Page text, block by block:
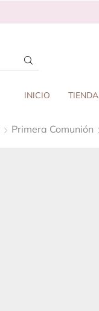
INICIO TIENDA
Primera Comunión